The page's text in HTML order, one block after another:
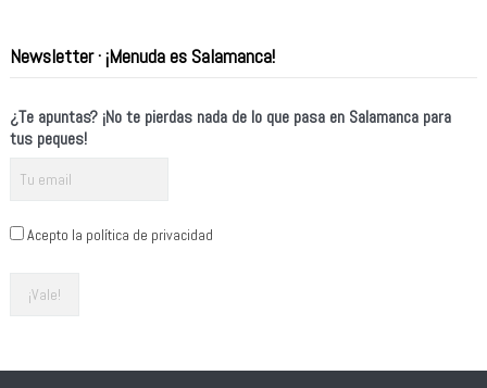
Newsletter · ¡Menuda es Salamanca!
¿Te apuntas? ¡No te pierdas nada de lo que pasa en Salamanca para
tus peques!
Acepto la política de privacidad